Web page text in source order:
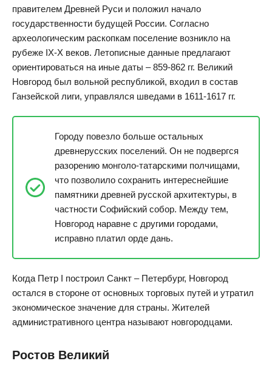
правителем Древней Руси и положил начало
государственности будущей России. Согласно
археологическим раскопкам поселение возникло на
рубеже IX-X веков. Летописные данные предлагают
ориентироваться на иные даты – 859-862 гг. Великий
Новгород был вольной республикой, входил в состав
Ганзейской лиги, управлялся шведами в 1611-1617 гг.
Городу повезло больше остальных
древнерусских поселений. Он не подвергся
разорению монголо-татарскими полчищами,
что позволило сохранить интереснейшие
памятники древней русской архитектуры, в
частности Софийский собор. Между тем,
Новгород наравне с другими городами,
исправно платил орде дань.
Когда Петр I построил Санкт – Петербург, Новгород
остался в стороне от основных торговых путей и утратил
экономическое значение для страны. Жителей
административного центра называют новгородцами.
Ростов Великий